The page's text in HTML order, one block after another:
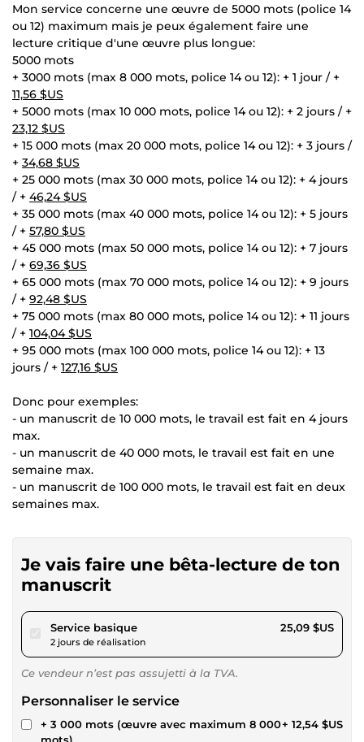
Mon service concerne une œuvre de 5000 mots (police 14
ou 12) maximum mais je peux également faire une
lecture critique d'une œuvre plus longue:
5000 mots
+ 3000 mots (max 8 000 mots, police 14 ou 12): + 1 jour / +
11,56 $US
+ 5000 mots (max 10 000 mots, police 14 ou 12): + 2 jours / +
23,12 $US
+ 15 000 mots (max 20 000 mots, police 14 ou 12): + 3 jours /
+ 34,68 $US
+ 25 000 mots (max 30 000 mots, police 14 ou 12): + 4 jours
/ + 46,24 $US
+ 35 000 mots (max 40 000 mots, police 14 ou 12): + 5 jours
/ + 57,80 $US
+ 45 000 mots (max 50 000 mots, police 14 ou 12): + 7 jours
/ + 69,36 $US
+ 65 000 mots (max 70 000 mots, police 14 ou 12): + 9 jours
/ + 92,48 $US
+ 75 000 mots (max 80 000 mots, police 14 ou 12): + 11 jours
/ + 104,04 $US
+ 95 000 mots (max 100 000 mots, police 14 ou 12): + 13
jours / + 127,16 $US
Donc pour exemples:
- un manuscrit de 10 000 mots, le travail est fait en 4 jours
max.
- un manuscrit de 40 000 mots, le travail est fait en une
semaine max.
- un manuscrit de 100 000 mots, le travail est fait en deux
semaines max.
Je vais faire une bêta-lecture de ton
manuscrit
Service basiquepour 23,12 $US
2 jours de réalisation
25,09 $US
Ce vendeur n’est pas assujetti à la TVA.
Personnaliser le service
+ 3 000 mots (œuvre avec maximum 8 000+ 12,54 $US